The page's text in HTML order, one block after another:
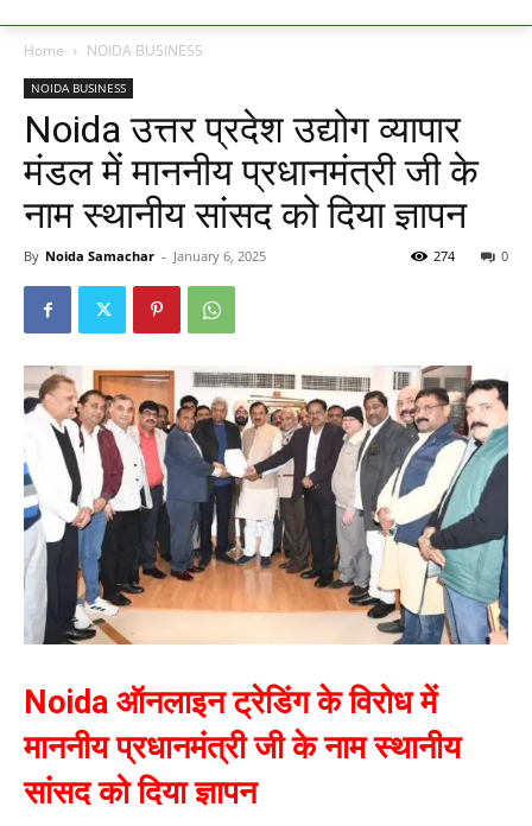
Home NOIDA BUSINESS
NOIDA BUSINESS
Noida उत्तर प्रदेश उद्योग व्यापार
मंडल में माननीय प्रधानमंत्री जी के
नाम स्थानीय सांसद को दिया ज्ञापन
By Noida Samachar - January 6, 2025 0
274
Noida ऑनलाइन ट्रेडिंग के विरोध में
माननीय प्रधानमंत्री जी के नाम स्थानीय
सांसद को दिया ज्ञापन